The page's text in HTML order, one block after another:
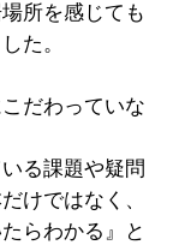
所を感じても
た。
だわっていな
る課題や疑問
けではなく、
らわかる』と